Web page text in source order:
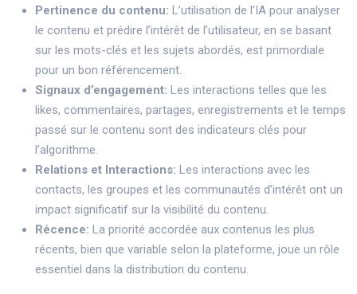
Pertinence du contenu: L’utilisation de l’IA pour analyser
le contenu et prédire l’intérêt de l’utilisateur, en se basant
sur les mots-clés et les sujets abordés, est primordiale
pour un bon référencement.
Signaux d’engagement: Les interactions telles que les
likes, commentaires, partages, enregistrements et le temps
passé sur le contenu sont des indicateurs clés pour
l’algorithme.
Relations et Interactions: Les interactions avec les
contacts, les groupes et les communautés d’intérêt ont un
impact significatif sur la visibilité du contenu.
Récence: La priorité accordée aux contenus les plus
récents, bien que variable selon la plateforme, joue un rôle
essentiel dans la distribution du contenu.